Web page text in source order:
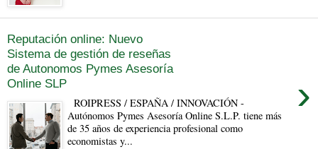
Reputación online: Nuevo
Sistema de gestión de reseñas
de Autonomos Pymes Asesoría
Online SLP
›
ROIPRESS / ESPAÑA / INNOVACIÓN -
Autónomos Pymes Asesoría Online S.L.P. tiene más
de 35 años de experiencia profesional como
economistas y...